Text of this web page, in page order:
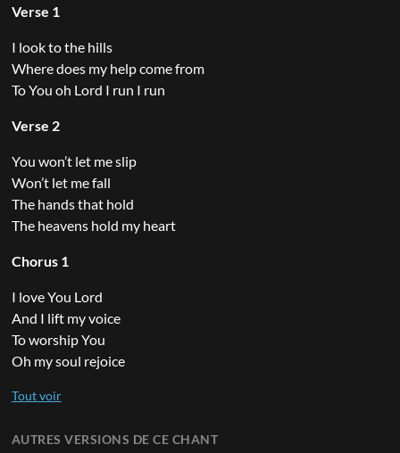
Verse 1
I look to the hills
Where does my help come from
To You oh Lord I run I run
Verse 2
You won’t let me slip
Won’t let me fall
The hands that hold
The heavens hold my heart
Chorus 1
I love You Lord
And I lift my voice
To worship You
Oh my soul rejoice
AUTRES VERSIONS DE CE CHANT